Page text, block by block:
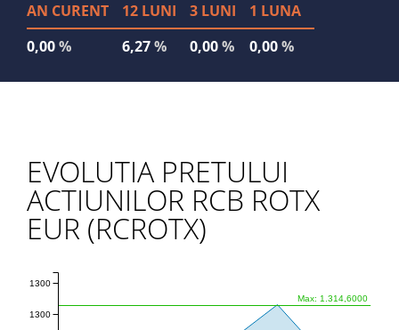
AN CURENT 12 LUNI 3 LUNI
1 LUNA
0,00% 6,27% 0,00% 0,00%
EVOLUTIA PRETULUI
ACTIUNILOR RCB ROTX
EUR (RCROTX)
Max: 1.314,6000
1300
1300